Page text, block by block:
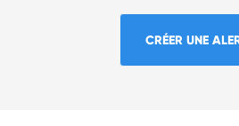
CRÉER UNE